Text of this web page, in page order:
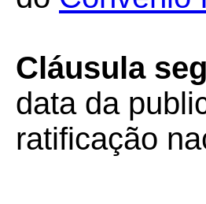
Cláusula
data da
ratificação